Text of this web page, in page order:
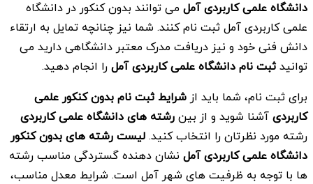
دانشگاه علمی کاربردیآمل می توانند بدون کنکور در دانشگاه
علمی کاربردی آمل ثبت نام کنند. شما نیز چنانچه تمایل به ارتقاء
دانش فنی خود و نیز دریافت مدرک معتبر دانشگاهی دارید می
توانیدثبت نام دانشگاه علمی کاربردیآملرا انجام دهید.
برای ثبت نام، شما باید از شرایط ثبت نام بدون کنکور علمی
کاربردیآشنا شوید و از بینرشته های دانشگاه علمی کاربردی
رشته مورد نظرتان را انتخاب کنید.لیست رشته های بدون کنکور
دانشگاه علمی کاربردیآمل نشان دهنده گستردگی مناسب رشته
ها با توجه به ظرفیت های شهر آمل است. شرایط معدل مناسب،